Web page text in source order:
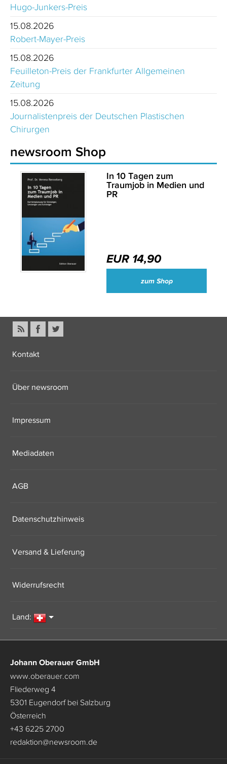
Hugo-Junkers-Preis
15.08.2026
Robert-Mayer-Preis
15.08.2026
Feuilleton-Preis der Frankfurter Allgemeinen
Zeitung
15.08.2026
Journalistenpreis der Deutschen Plastischen
Chirurgen
newsroom Shop
In 10 Tagen zum
Traumjob in Medien und
PR
EUR 14,90
zum Shop
Kontakt
Über newsroom
Impressum
Mediadaten
AGB
Datenschutzhinweis
Versand & Lieferung
Widerrufsrecht
Land:
Johann Oberauer GmbH
www.oberauer.com
Fliederweg 4
5301 Eugendorf bei Salzburg
Österreich
+43 6225 2700
redaktion@newsroom.de